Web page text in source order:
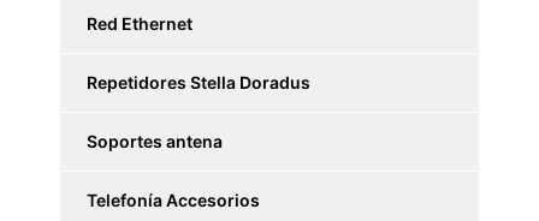
Red Ethernet
Repetidores Stella Doradus
Soportes antena
Telefonía Accesorios